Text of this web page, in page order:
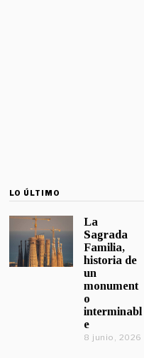
LO ÚLTIMO
La
Sagrada
Familia,
historia de
un
monument
o
interminabl
e
8 junio, 2026